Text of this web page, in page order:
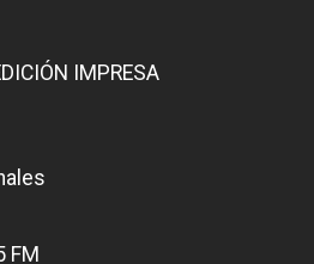
IMPRESA
FM